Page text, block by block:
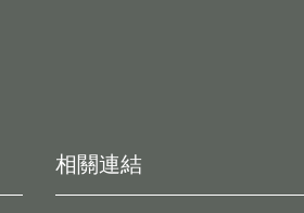
相關連結